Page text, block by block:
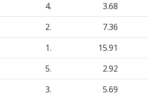
4. 3.68
2. 7.36
1. 15.91
5. 2.92
3. 5.69